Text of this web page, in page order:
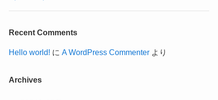
Recent Comments
Hello world! に A WordPress Commenterより
Archives